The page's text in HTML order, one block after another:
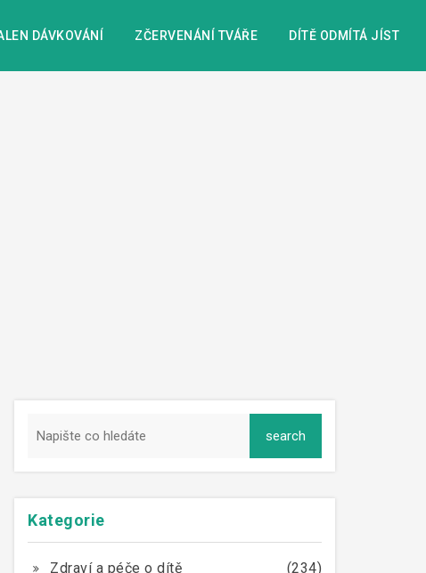
DÁVKOVÁNÍ ZČERVENÁNÍ TVÁŘE DÍTĚ ODMÍTÁ JÍST
Kategorie
Zdraví a péče o dítě
(234)